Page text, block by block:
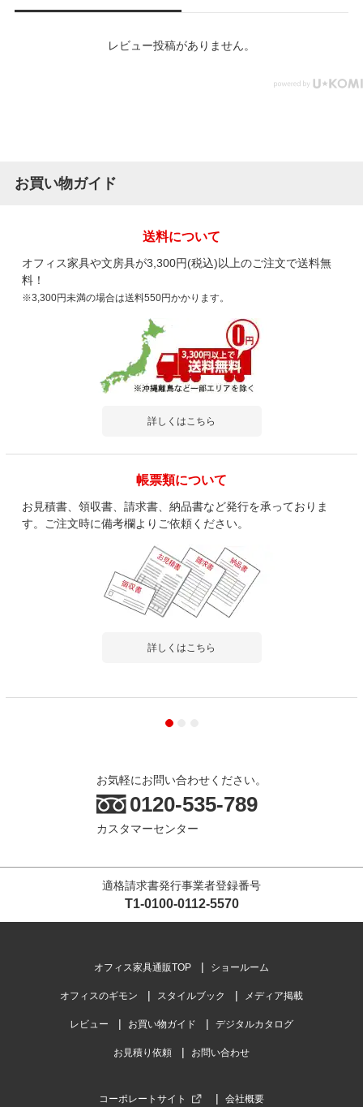
レビュー投稿がありません。
お買い物ガイド
送料について
オフィス家具や文房具が3,300円(税込)以上のご注文で送料無
料！
※3,300円未満の場合は送料550円かかります。
詳しくはこちら
帳票類について
お見積書、領収書、請求書、納品書など発行を承っておりま
す。ご注文時に備考欄よりご依頼ください。
詳しくはこちら
お気軽にお問い合わせください。
0120-535-789
カスタマーセンター
適格請求書発行事業者登録番号
T1-0100-0112-5570
オフィス家具通販TOP ショールーム
オフィスのギモン スタイルブック メディア掲載
レビュー お買い物ガイド デジタルカタログ
お見積り依頼 お問い合わせ
コーポレートサイト 会社概要